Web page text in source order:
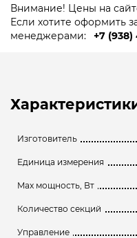
Внимание! Цены на
Если хотите оформить
менеджерами:
+7
Изготовитель
Единица измерения
Max мощность, Вт
Количество секций
Управление